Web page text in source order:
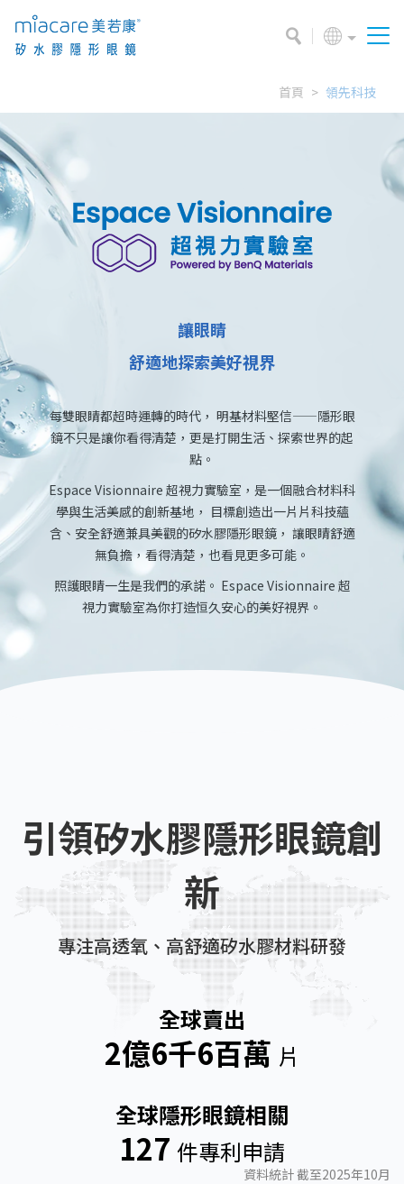
首頁 領先科技
讓眼睛
舒適地探索美好視界
每雙眼睛都超時運轉的時代， 明基材料堅信——隱形眼
鏡不只是讓你看得清楚，更是打開生活、探索世界的起
點。
Espace Visionnaire 超視力實驗室，是一個融合材料科
學與生活美感的創新基地， 目標創造出一片片科技蘊
含、安全舒適兼具美觀的矽水膠隱形眼鏡， 讓眼睛舒適
無負擔，看得清楚，也看見更多可能。
照護眼睛一生是我們的承諾。 Espace Visionnaire 超
視力實驗室為你打造恒久安心的美好視界。
引領矽水膠隱形眼鏡創
新
專注高透氧、高舒適矽水膠材料研發
全球賣出
2億6千6百萬 片
全球隱形眼鏡相關
127 件專利申請
資料統計 截至2025年10月